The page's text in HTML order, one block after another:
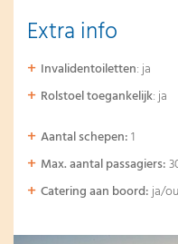
Extra info
Invalidentoiletten: ja
Rolstoel toegankelijk: ja
Aantal schepen:1
Max. aantal passagiers:
Catering aan boord:ja/